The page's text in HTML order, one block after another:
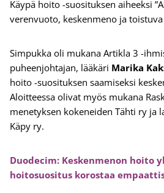
Käypä hoito -suosituksen aiheeksi
verenvuoto, keskenmeno ja toistuva
Simpukka oli mukana Artikla 3 -
puheenjohtajan, lääkäri Marika
hoito -suosituksen saamiseksi
Aloitteessa olivat myös mukana
menetyksen kokeneiden Tähti ry ja
Käpy ry.
Duodecim: Keskenmenon hoito
hoitosuositus korostaa